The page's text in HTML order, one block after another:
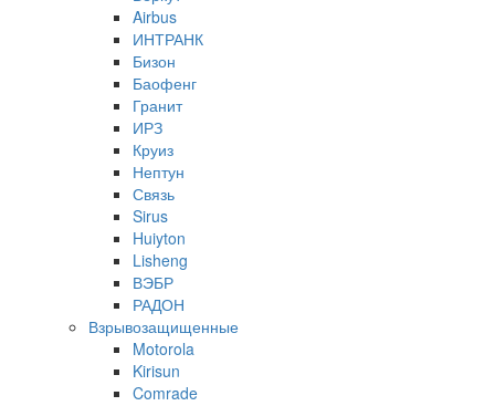
Airbus
ИНТРАНК
Бизон
Баофенг
Гранит
ИРЗ
Круиз
Нептун
Связь
Sirus
Huiyton
Lisheng
ВЭБР
РАДОН
Взрывозащищенные
Motorola
Kirisun
Comrade